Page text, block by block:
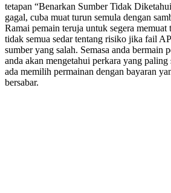
tetapan “Benarkan Sumber Tidak
gagal, cuba muat turun semula dengan
Ramai pemain teruja untuk segera
tidak semua sedar tentang risiko jika fail
sumber yang salah. Semasa anda bermain
anda akan mengetahui perkara yang paling
ada memilih permainan dengan bayaran
bersabar.